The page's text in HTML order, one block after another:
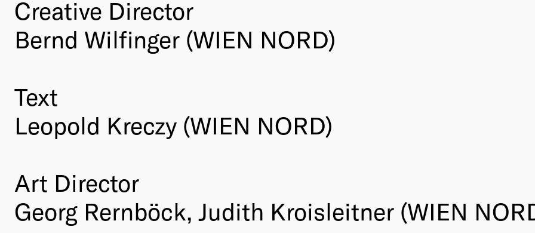
Creative Director
Bernd Wilfinger (WIEN NORD)
Text
Leopold Kreczy (WIEN NORD)
Art Director
Georg Rernböck, Judith Kroisleitner (WIEN